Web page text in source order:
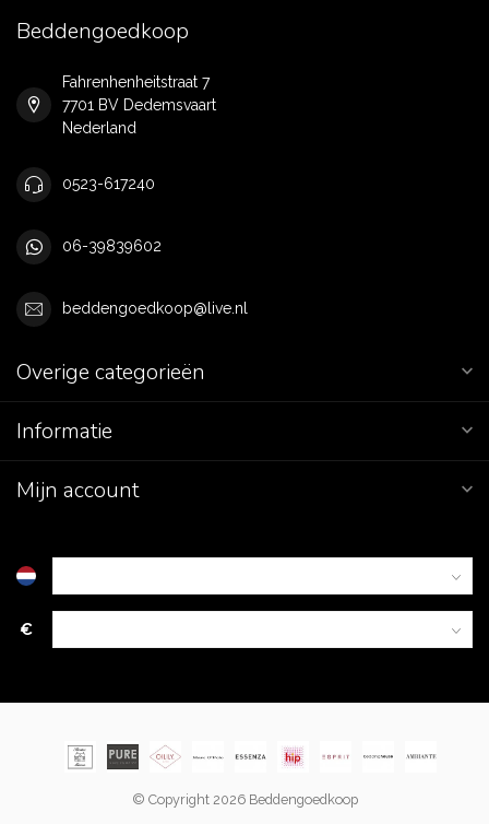
Beddengoedkoop
Fahrenhenheitstraat 7
7701 BV Dedemsvaart
Nederland
0523-617240
06-39839602
beddengoedkoop@live.nl
Overige categorieën
Informatie
Mijn account
€
© Copyright 2026 Beddengoedkoop